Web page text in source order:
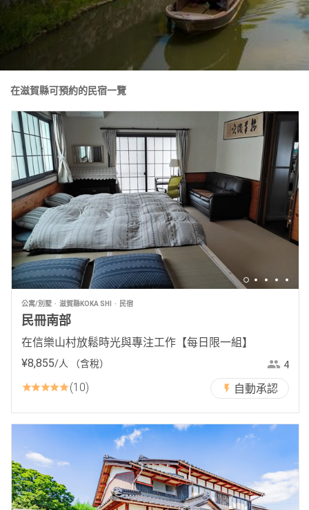
在滋賀縣可預約的民宿一覽
公寓/別墅 滋賀縣KOKA SHI 民宿
民冊南部
在信樂山村放鬆時光與專注工作【每日限一組】
¥8,855/人 （含稅） 4
10 自動承認